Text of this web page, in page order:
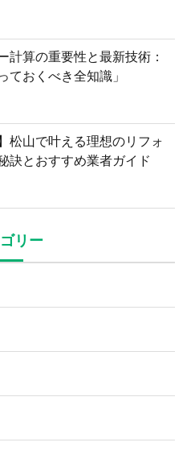
計算の重要性と最新技術：
ておくべき全知識」
松山で叶える理想のリフォ
訣とおすすめ業者ガイド
リー